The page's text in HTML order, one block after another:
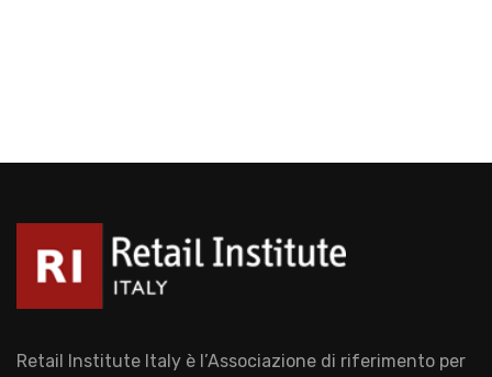
Retail Institute Italy è l’Associazione di riferimento per